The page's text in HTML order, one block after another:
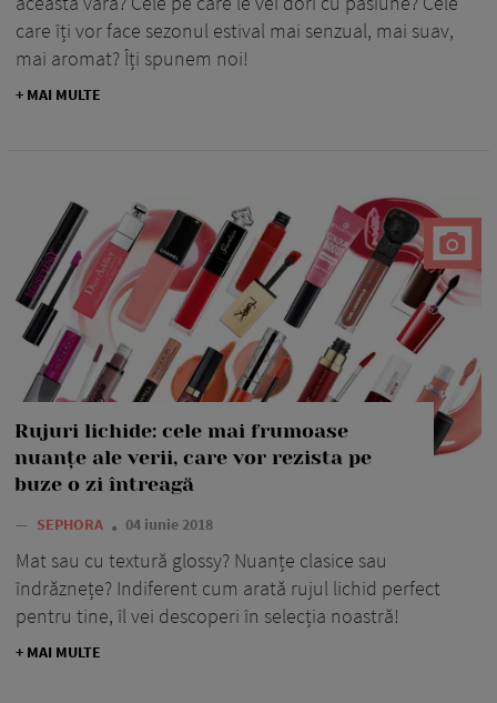
care îți vor face sezonul estival mai senzual, mai suav,
mai aromat? Îți spunem noi!
+ MAI MULTE
Rujuri lichide: cele mai frumoase
nuanțe ale verii, care vor rezista pe
buze o zi întreagă
— SEPHORA 04 iunie 2018
Mat sau cu textură glossy? Nuanțe clasice sau
îndrăznețe? Indiferent cum arată rujul lichid perfect
pentru tine, îl vei descoperi în selecția noastră!
+ MAI MULTE